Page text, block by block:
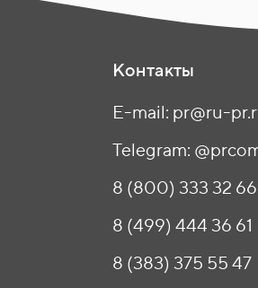
Контакты
E-mail: pr@ru-
Telegram:
8 (800) 333 32 66
8 (499) 444 36 61
8 (383) 375 55 47